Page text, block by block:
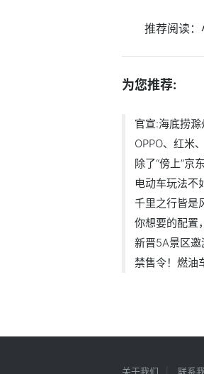
推荐阅读：
为您推荐:
官宣:海底捞
OPPO、红米
除了“傍上”京
电动车玩法不
千里之行皆是
你想要的配置
新晋5A景区邀
禁售令！燃油
关于我们 联系